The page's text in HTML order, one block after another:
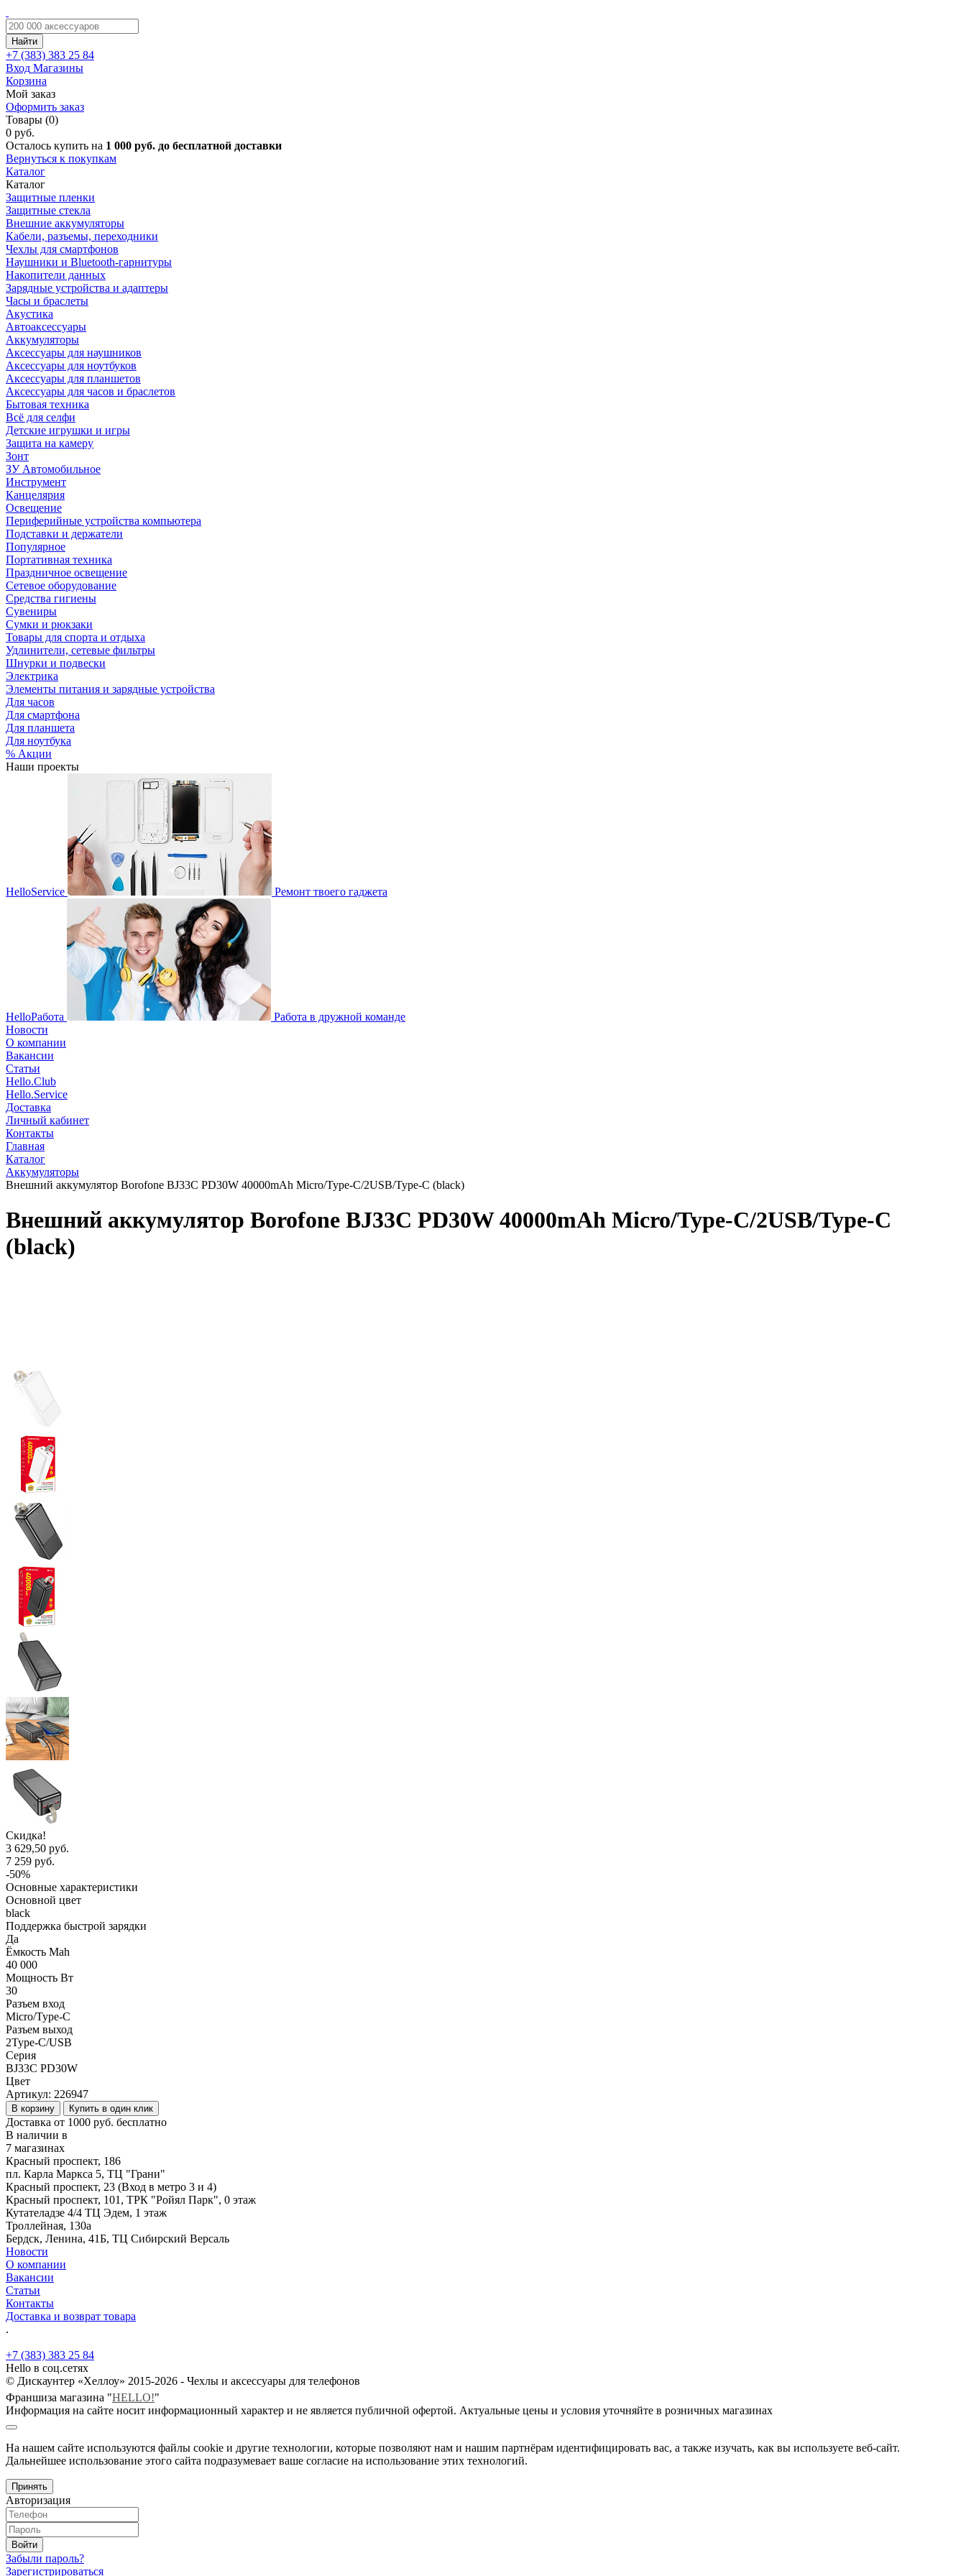
Найти
+7 (383) 383 25 84
Вход Магазины
Корзина
Мой заказ
Оформить заказ
Товары (0)
0 руб.
Осталось купить на 1 000 руб. до бесплатной доставки
Вернуться к покупкам
Каталог
Каталог
Защитные пленки
Защитные стекла
Внешние аккумуляторы
Кабели, разъемы, переходники
Чехлы для смартфонов
Наушники и Bluetooth-гарнитуры
Накопители данных
Зарядные устройства и адаптеры
Часы и браслеты
Акустика
Автоаксессуары
Аккумуляторы
Аксессуары для наушников
Аксессуары для ноутбуков
Аксессуары для планшетов
Аксессуары для часов и браслетов
Бытовая техника
Всё для селфи
Детские игрушки и игры
Защита на камеру
Зонт
ЗУ Автомобильное
Инструмент
Канцелярия
Освещение
Периферийные устройства компьютера
Подставки и держатели
Популярное
Портативная техника
Праздничное освещение
Сетевое оборудование
Средства гигиены
Сувениры
Сумки и рюкзаки
Товары для спорта и отдыха
Удлинители, сетевые фильтры
Шнурки и подвески
Электрика
Элементы питания и зарядные устройства
Для часов
Для смартфона
Для планшета
Для ноутбука
% Акции
Наши проекты
HelloService Ремонт твоего гаджета
HelloРабота
Работа в дружной команде
Новости
О компании
Вакансии
Статьи
Hello.Club
Hello.Service
Доставка
Личный кабинет
Контакты
Главная
Каталог
Аккумуляторы
Внешний аккумулятор Borofone BJ33C PD30W 40000mAh Micro/Type-C/2USB/Type-C (black)
Внешний аккумулятор Borofone BJ33C PD30W 40000mAh Micro/Type-C/2USB/Type-C
(black)
Скидка!
3 629,50 руб.
7 259 руб.
-50%
Основные характеристики
Основной цвет
black
Поддержка быстрой зарядки
Да
Ёмкость Mah
40 000
Мощность Вт
30
Разъем вход
Micro/Type-C
Разъем выход
2Type-C/USB
Серия
BJ33C PD30W
Цвет
Артикул: 226947
В корзину Купить в один клик
Доставка от 1000 руб. бесплатно
В наличии в
7 магазинах
Красный проспект, 186
пл. Карла Маркса 5, ТЦ "Грани"
Красный проспект, 23 (Вход в метро 3 и 4)
Красный проспект, 101, ТРК "Ройял Парк", 0 этаж
Кутателадзе 4/4 ТЦ Эдем, 1 этаж
Троллейная, 130а
Бердск, Ленина, 41Б, ТЦ Сибирский Версаль
Новости
О компании
Вакансии
Статьи
Контакты
Доставка и возврат товара
.
+7 (383) 383 25 84
Hello в соц.сетях
© Дискаунтер «Хеллоу» 2015-2026 - Чехлы и аксессуары для телефонов
Франшиза магазина "HELLO!"
Информация на сайте носит информационный характер и не является публичной офертой. Актуальные цены и условия уточняйте в розничных магазинах
На нашем сайте используются файлы cookie и другие технологии, которые позволяют нам и нашим партнёрам идентифицировать вас, а также изучать, как вы используете веб-сайт.
Дальнейшее использование этого сайта подразумевает ваше согласие на использование этих технологий.
Принять
Авторизация
Войти
Забыли пароль?
Зарегистрироваться